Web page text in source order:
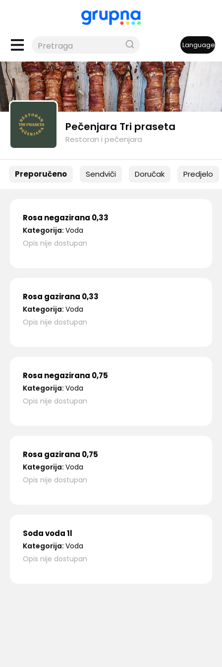
Language
Pečenjara Tri praseta
Restoran i pečenjara
Preporučeno Sendviči Doručak Predjelo
Rosa negazirana 0,33
Kategorija: Voda
Opis nije dostupan
Rosa gazirana 0,33
Kategorija: Voda
Opis nije dostupan
Rosa negazirana 0,75
Kategorija: Voda
Opis nije dostupan
Rosa gazirana 0,75
Kategorija: Voda
Opis nije dostupan
Soda voda 1l
Kategorija: Voda
Opis nije dostupan